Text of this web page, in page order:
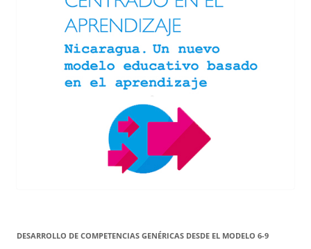
DESARROLLO DE COMPETENCIAS GENÉRICAS DESDE EL MODELO 6-9